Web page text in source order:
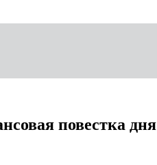
повестка дня